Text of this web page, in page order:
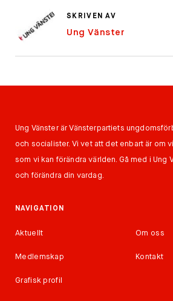
SKRIVEN AV
Ung Vänster
Ung Vänster är Vänsterpartiets
och socialister. Vi vet att det enbart är om
som vi kan förändra världen. Gå med i Ung
och förändra din vardag.
NAVIGATION
Aktuellt Om oss
Medlemskap Kontakt
Grafisk profil